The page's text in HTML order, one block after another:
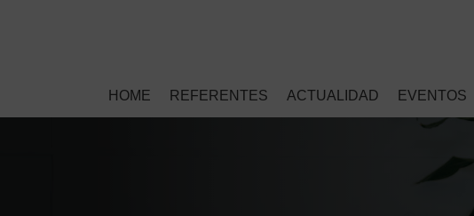
HOME REFERENTES ACTUALIDAD EVENTOS